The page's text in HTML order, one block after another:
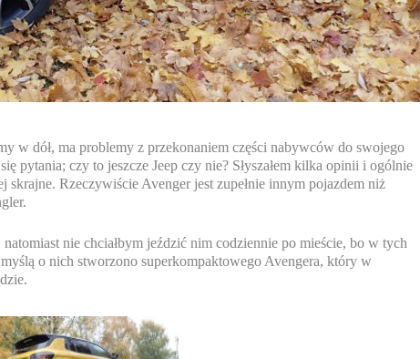
w dół, ma problemy z przekonaniem części nabywców do swojego
pytania; czy to jeszcze Jeep czy nie? Słyszałem kilka opinii i ogólnie
skrajne. Rzeczywiście Avenger jest zupełnie innym pojazdem niż
nie chciałbym jeździć nim codziennie po mieście, bo w tych
o nich stworzono superkompaktowego Avengera, który w